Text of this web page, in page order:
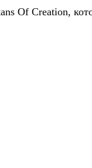
Of Creation,